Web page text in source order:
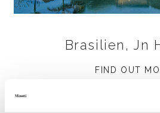
Brasilien, Jn
FIND OUT